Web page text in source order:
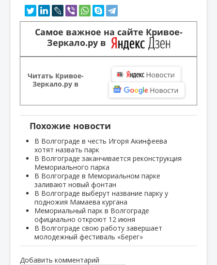
Самое важное на сайте Кривое-
Зеркало.ру в
Читать Кривое-
Зеркало.ру в
Похожие новости
В Волгограде в честь Игоря Акинфеева
хотят назвать парк
В Волгограде заканчивается реконструкция
Мемориального парка
В Волгограде в Мемориальном парке
заливают новый фонтан
В Волгограде выберут название парку у
подножия Мамаева кургана
Мемориальный парк в Волгограде
официально откроют 12 июня
В Волгограде свою работу завершает
молодежный фестиваль «Берег»
Добавить комментарий